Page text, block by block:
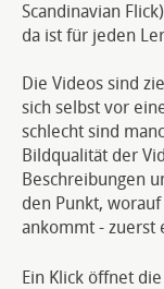
Scandinavian
da ist für jeden
Die Videos sind
sich selbst vor
schlecht sind
Bildqualität der
Beschreibungen
den Punkt,
ankommt - zuerst
Ein Klick öffnet